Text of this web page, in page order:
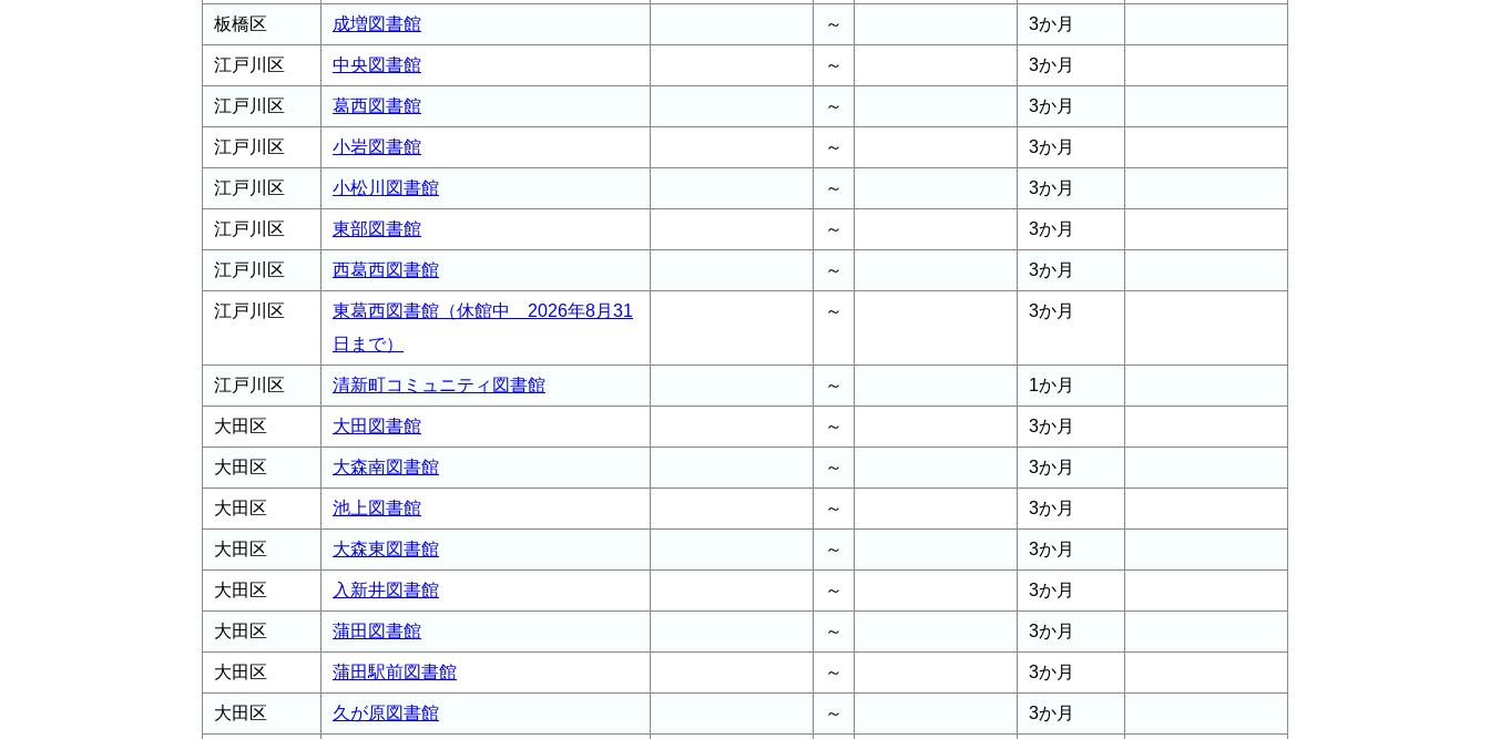
板橋区 成増図書館 ～ 3か月
江戸川区 中央図書館 ～ 3か月
江戸川区 葛西図書館 ～ 3か月
江戸川区 小岩図書館 ～ 3か月
江戸川区 小松川図書館 ～ 3か月
江戸川区 東部図書館 ～ 3か月
江戸川区 西葛西図書館 ～ 3か月
江戸川区
東葛西図書館（休館中 2026年8月31
日まで）
～ 3か月
江戸川区 清新町コミュニティ図書館 ～ 1か月
大田区 大田図書館 ～ 3か月
大田区 大森南図書館 ～ 3か月
大田区 池上図書館 ～ 3か月
大田区 大森東図書館 ～ 3か月
大田区 入新井図書館 ～ 3か月
大田区 蒲田図書館 ～ 3か月
大田区 蒲田駅前図書館 ～ 3か月
大田区 久が原図書館 ～ 3か月